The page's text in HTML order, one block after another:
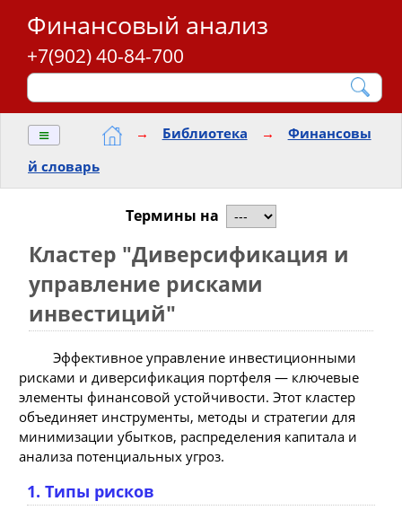
Финансовый анализ
+7(902) 40-84-700
≡ → Библиотека →
Финансовы
й словарь
Термины на
Кластер "Диверсификация и
управление рисками
инвестиций"
Эффективное управление инвестиционными
рисками и диверсификация портфеля — ключевые
элементы финансовой устойчивости. Этот кластер
объединяет инструменты, методы и стратегии для
минимизации убытков, распределения капитала и
анализа потенциальных угроз.
1. Типы рисков